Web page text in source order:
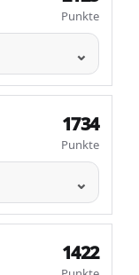
Punkte
1734
Punkte
1422